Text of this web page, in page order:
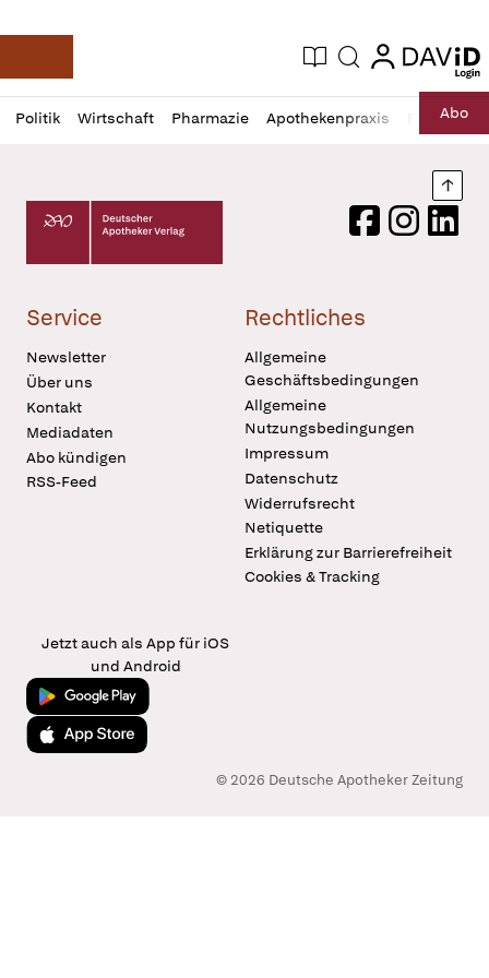
Deutsche Apotheker Zeitung
Aktuelle Ausgabe
Suche login
login
Politik Wirtschaft Pharmazie Apothekenpraxis RechtAbo
Profil
öffnen
Daz
Pur
Deutscher Apotheker Verlag Logo
FacebookInstagram
Service
Newsletter
Über uns
Kontakt
Mediadaten
Abo kündigen
RSS-Feed
Rechtliches
Allgemeine
Geschäftsbedingungen
Allgemeine
Nutzungsbedingungen
Impressum
Datenschutz
Widerrufsrecht
Netiquette
Erklärung zur Barrierefreiheit
Cookies & Tracking
Jetzt auch als App für iOS
und Android
Jetzt bei Google Play
Laden im App Store
© 2026 Deutsche Apotheker Zeitung